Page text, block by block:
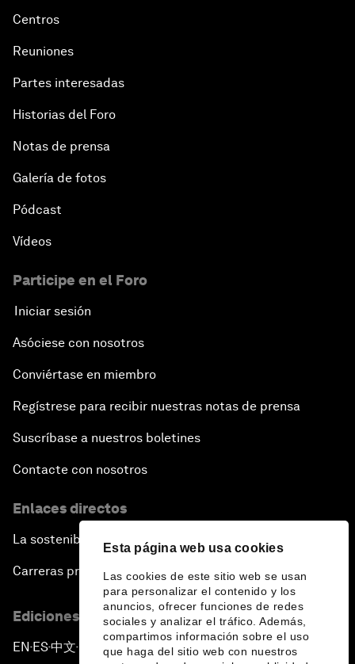
Esta página web usa cookies
Las cookies de este sitio web se usan
para personalizar el contenido y los
anuncios, ofrecer funciones de redes
sociales y analizar el tráfico. Además,
compartimos información sobre el uso
que haga del sitio web con nuestros
Centros
Reuniones
Partes interesadas
Historias del Foro
Notas de prensa
Galería de fotos
Pódcast
Vídeos
Participe en el Foro
Iniciar sesión
Asóciese con nosotros
Conviértase en miembro
Regístrese para recibir nuestras notas de prensa
Suscríbase a nuestros boletines
Contacte con nosotros
Enlaces directos
La sostenibilidad en el Foro
Carreras profesionales
Ediciones en otros idiomas
EN ▪ES▪中文▪ 日本語